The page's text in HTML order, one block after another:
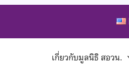
เกี่ยวกับมูลนิธิ สอวน.